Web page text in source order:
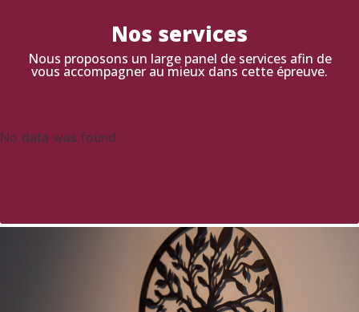
Nos services
Nous proposons un large panel de services afin de
vous accompagner au mieux dans cette épreuve.
No data was found